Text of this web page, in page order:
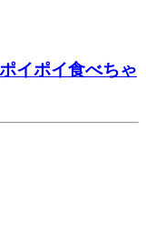
イポイ食べちゃ